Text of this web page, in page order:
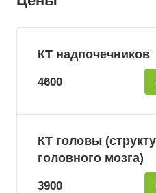
КТ надпочечников
4600
КТ головы
головного мозга)
3900